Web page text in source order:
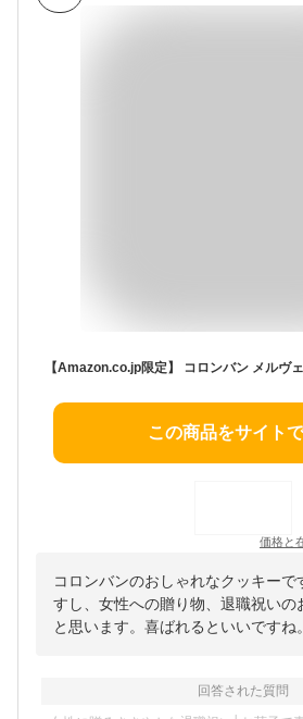
この商品をサイト
価格と
コロンバンのおしゃれなクッキーで
すし、女性への贈り物、退職祝いの
と思います。喜ばれるといいですね。
回答された質問